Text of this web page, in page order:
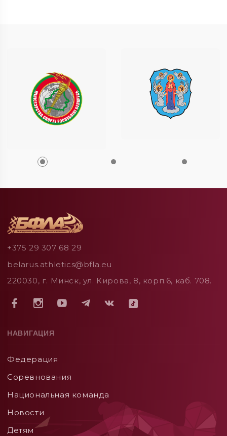
+375 29 307 68 29
belarus.athletics@bfla.eu
220030, г. Минск, ул. Кирова, 8, корп.6, каб. 708.
НАВИГАЦИЯ
Федерация
Соревнования
Национальная команда
Новости
Детям